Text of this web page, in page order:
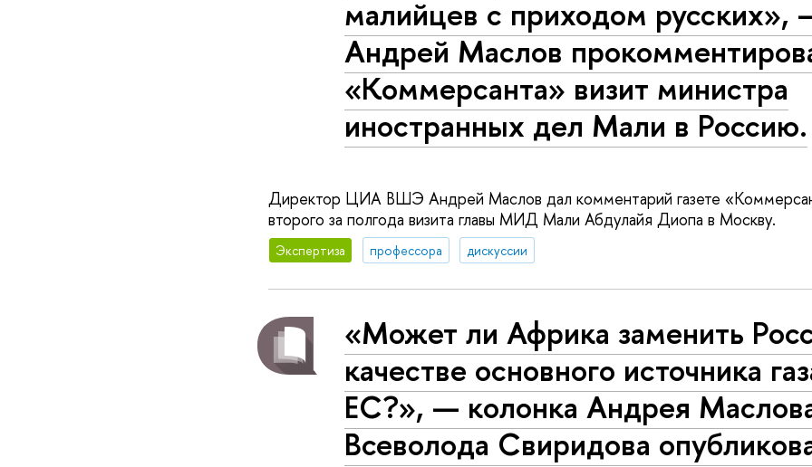
малийцев с приходом русских»,
Андрей Маслов
«Коммерсанта» визит министра
иностранных дел Мали в Россию.
Директор ЦИА ВШЭ Андрей Маслов дал комментарий газете
второго за полгода визита главы МИД Мали Абдулайя Диопа в Москву.
Экспертиза профессора дискуссии
«Может ли Африка заменить
качестве основного источника
ЕС?», — колонка Андрея
Всеволода Свиридова